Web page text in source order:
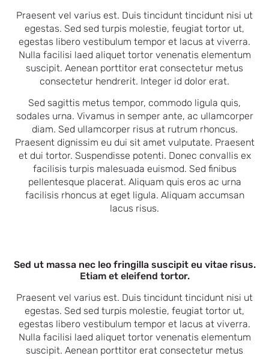
Praesent vel varius est. Duis tincidunt tincidunt nisi ut
egestas. Sed sed turpis molestie, feugiat tortor ut,
egestas libero vestibulum tempor et lacus at viverra.
Nulla facilisi laed aliquet tortor venenatis elementum
suscipit. Aenean porttitor erat consectetur metus
consectetur hendrerit. Integer id dolor erat.
Sed sagittis metus tempor, commodo ligula quis,
sodales urna. Vivamus in semper ante, ac ullamcorper
diam. Sed ullamcorper risus at rutrum rhoncus.
Praesent dignissim eu dui sit amet vulputate. Praesent
et dui tortor. Suspendisse potenti. Donec convallis ex
facilisis turpis malesuada euismod. Sed finibus
pellentesque placerat. Aliquam quis eros ac urna
facilisis rhoncus at eget ligula. Aliquam accumsan
lacus risus.
Sed ut massa nec leo fringilla suscipit eu vitae risus.
Etiam et eleifend tortor.
Praesent vel varius est. Duis tincidunt tincidunt nisi ut
egestas. Sed sed turpis molestie, feugiat tortor ut,
egestas libero vestibulum tempor et lacus at viverra.
Nulla facilisi laed aliquet tortor venenatis elementum
suscipit. Aenean porttitor erat consectetur metus